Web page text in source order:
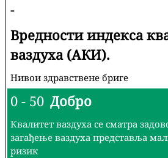
-
Вредности индекса
ваздуха (АКИ).
Нивои здравствене бриге
0 - 50 Добро
Квалитет ваздуха се сматра
загађење ваздуха представља
ризик